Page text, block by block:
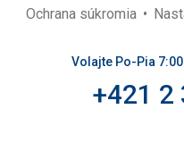
Ochrana súkromia
Volajte Po-Pia
+421 2